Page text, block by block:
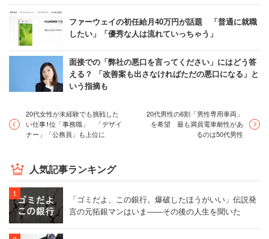
ファーウェイの初任給月40万円が話題 「普通に就職
したい」「優秀な人は流れていっちゃう」
面接での「弊社の悪口を言ってください」にはどう答
える？ 「改善案も出さなければただの悪口になる」と
いう指摘も
20代女性が未経験でも挑戦した
い仕事1位「事務職」 「デザイ
ナー」「公務員」も上位に
20代男性の6割「男性専用車両」
を希望 最も満員電車耐性があ
るのは50代男性
人気記事ランキング
「ゴミだよ、この銀行。爆破したほうがいい」伝説発
言の元拓銀マンはいま――その後の人生を聞いた